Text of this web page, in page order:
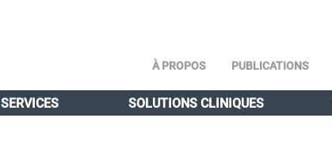
À PROPOS PUBLICATIONS
SERVICES SOLUTIONS CLINIQUES